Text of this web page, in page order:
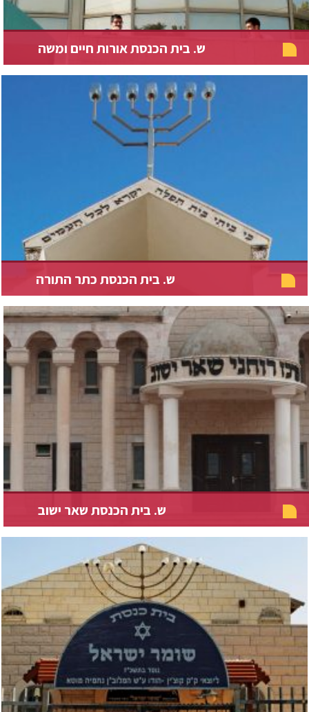
ש. בית הכנסת אורות חיים ומשה
ש. בית הכנסת כתר התורה
ש. בית הכנסת שאר ישוב